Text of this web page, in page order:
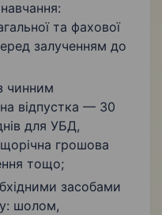
та фахової
залученням до
чинним
відпустка — 30
для УБД,
грошова
тощо;
засобами
шолом,